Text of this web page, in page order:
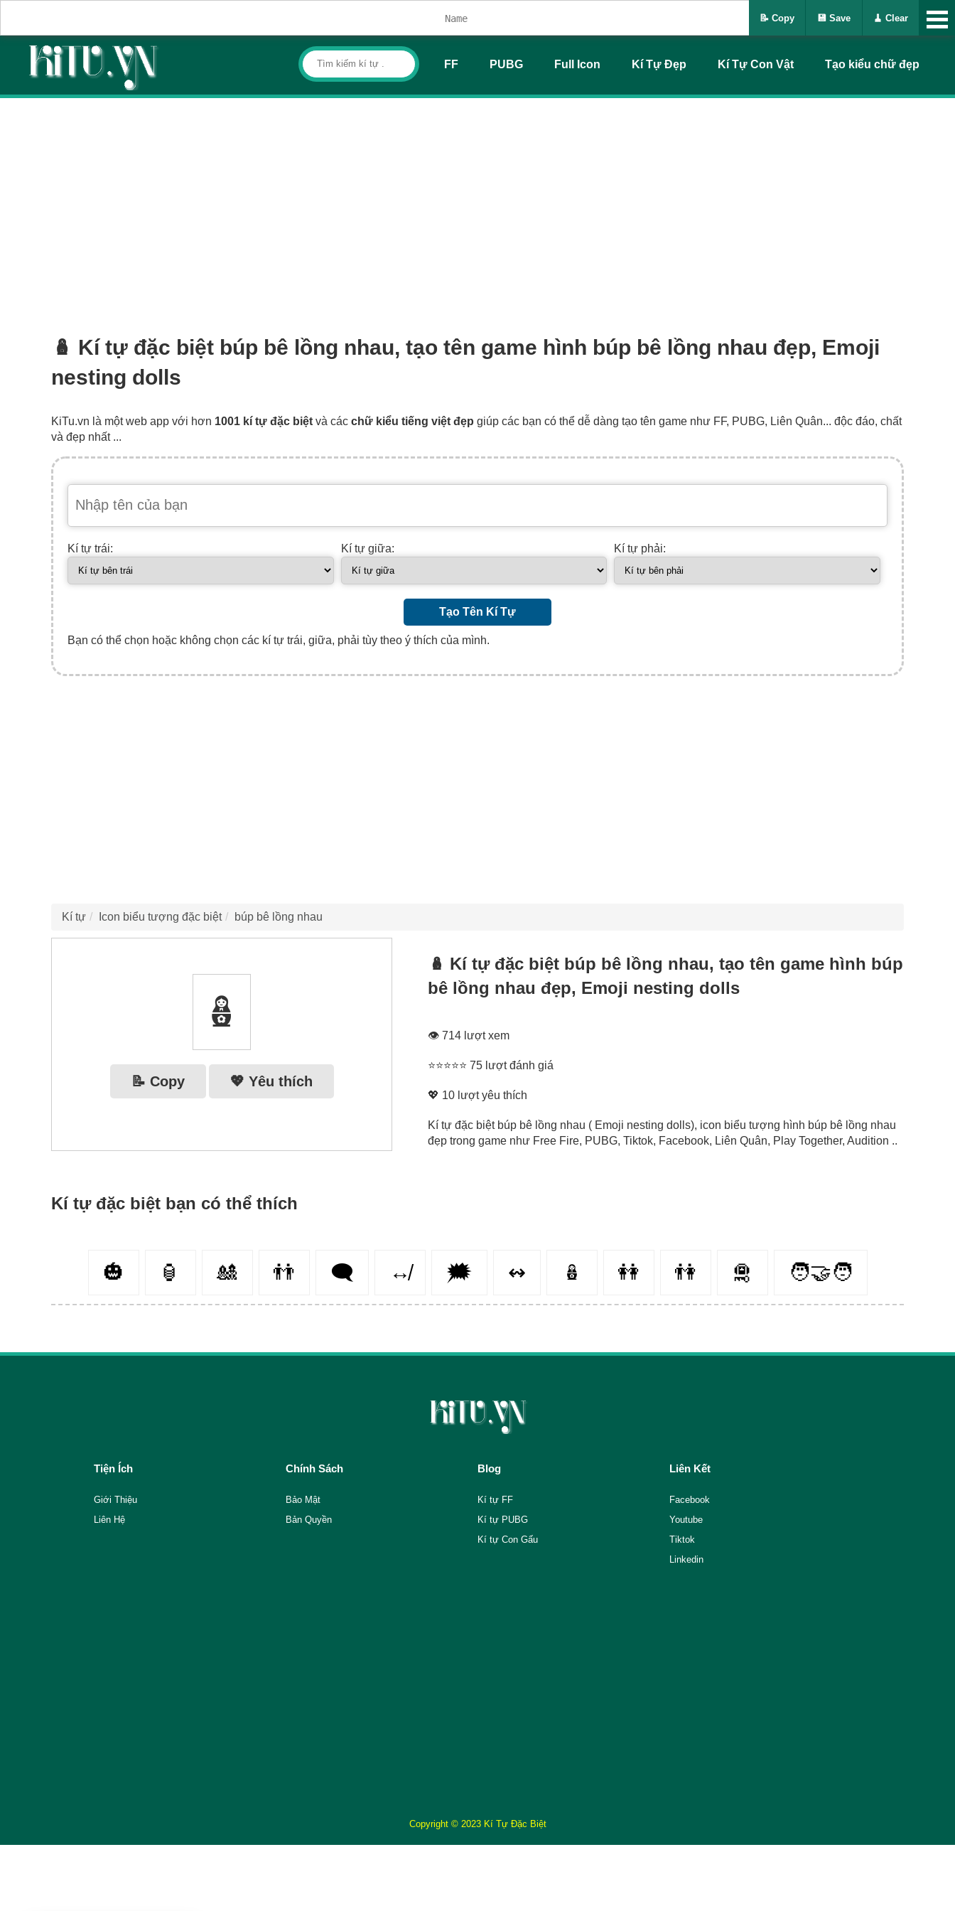
FF PUBG Full Icon Kí Tự Đẹp Kí Tự Con Vật Tạo kiểu chữ đẹp
🪆 Kí tự đặc biệt búp bê lồng nhau, tạo tên game hình búp bê lồng nhau đẹp, Emoji
nesting dolls
KiTu.vn là một web app với hơn 1001 kí tự đặc biệt và các chữ kiểu tiếng việt đẹp giúp các bạn có thể dễ dàng tạo tên game như FF, PUBG, Liên Quân... độc đáo, chất
và đẹp nhất ...
Kí tự trái: Kí tự giữa: Kí tự phải:
Tạo Tên Kí Tự
Bạn có thể chọn hoặc không chọn các kí tự trái, giữa, phải tùy theo ý thích của mình.
Kí tự Icon biểu tượng đặc biệt búp bê lồng nhau
🪆
📝 Copy 💖 Yêu thích
🪆 Kí tự đặc biệt búp bê lồng nhau, tạo tên game hình búp
bê lồng nhau đẹp, Emoji nesting dolls
👁 714 lượt xem
⭐⭐⭐⭐⭐ 75 lượt đánh giá
💖 10 lượt yêu thích
Kí tự đặc biệt búp bê lồng nhau ( Emoji nesting dolls), icon biểu tượng hình búp bê lồng nhau
đẹp trong game như Free Fire, PUBG, Tiktok, Facebook, Liên Quân, Play Together, Audition ..
Kí tự đặc biệt bạn có thể thích
🎃 🏮 🎎 👬 🗨 ↮ 🗯 ↭ 🪆 👭 👫 🛅 🧑‍🤝‍🧑
Tiện Ích
Giới Thiệu
Liên Hệ
Chính Sách
Bảo Mật
Bản Quyền
Blog
Kí tự FF
Kí tự PUBG
Kí tự Con Gấu
Liên Kết
Facebook
Youtube
Tiktok
Linkedin
Copyright © 2023 Kí Tự Đặc Biệt
📝 Copy 💾 Save 🧹 Clear